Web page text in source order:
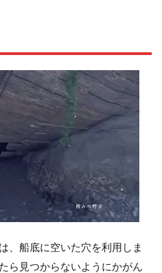
、船底に空いた穴を利用しま
ら見つからないようにかがん